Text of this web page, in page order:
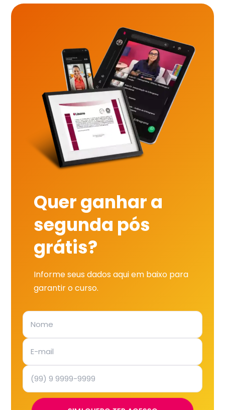
Quer ganhar a
segunda pós
grátis?
Informe seus dados aqui em baixo para
garantir o curso.